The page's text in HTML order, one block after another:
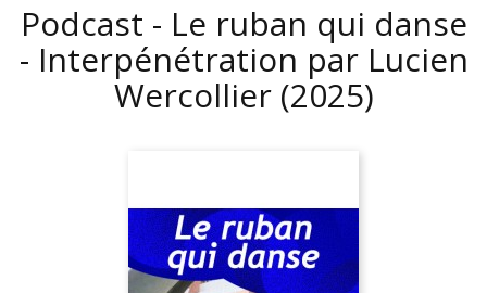
Podcast - Le ruban qui danse
- Interpénétration par Lucien
Wercollier (2025)